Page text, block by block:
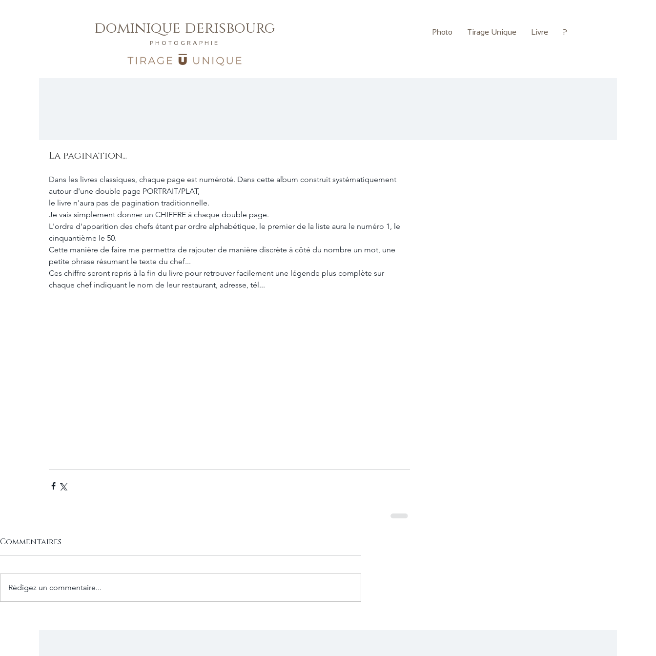
Photo Tirage Unique Livre ?
dominique derisbourg
PHOTOGRAPHIE
La pagination...
Dans les livres classiques, chaque page est numéroté. Dans cette album construit systématiquement
autour d'une double page PORTRAIT/PLAT,
le livre n'aura pas de pagination traditionnelle.
Je vais simplement donner un CHIFFRE à chaque double page.
L'ordre d'apparition des chefs étant par ordre alphabétique, le premier de la liste aura le numéro 1, le
cinquantième le 50.
Cette manière de faire me permettra de rajouter de manière discrète à côté du nombre un mot, une
petite phrase résumant le texte du chef...
Ces chiffre seront repris à la fin du livre pour retrouver facilement une légende plus complète sur
chaque chef indiquant le nom de leur restaurant, adresse, tél...
Commentaires
Rédigez un commentaire...